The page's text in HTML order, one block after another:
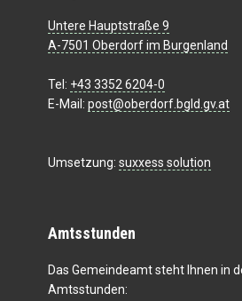
Untere Hauptstraße 9
A-7501 Oberdorf im Burgenland
Tel: +43 3352 6204-0
E-Mail: post@oberdorf.bgld.gv.at
Umsetzung: suxxess solution
Amtsstunden
Das Gemeindeamt steht Ihnen in
Amtsstunden: